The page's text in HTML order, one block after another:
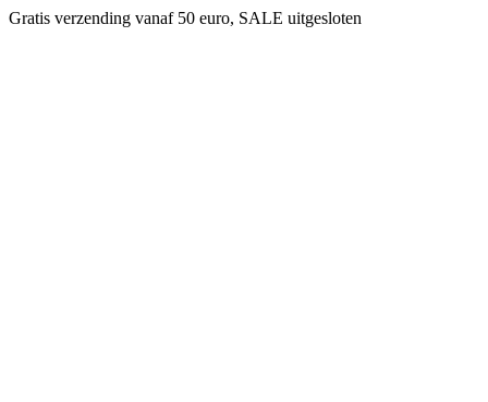
Gratis verzending vanaf 50 euro, SALE uitgesloten